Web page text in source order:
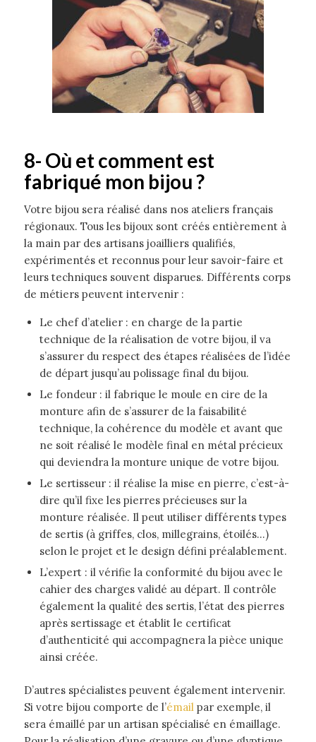
8- Où et comment est
fabriqué mon bijou ?
Votre bijou sera réalisé dans nos ateliers français
régionaux. Tous les bijoux sont créés entièrement à
la main par des artisans joailliers qualifiés,
expérimentés et reconnus pour leur savoir-faire et
leurs techniques souvent disparues. Différents corps
de métiers peuvent intervenir :
Le chef d’atelier : en charge de la partie
technique de la réalisation de votre bijou, il va
s’assurer du respect des étapes réalisées de l’idée
de départ jusqu’au polissage final du bijou.
Le fondeur : il fabrique le moule en cire de la
monture afin de s’assurer de la faisabilité
technique, la cohérence du modèle et avant que
ne soit réalisé le modèle final en métal précieux
qui deviendra la monture unique de votre bijou.
Le sertisseur : il réalise la mise en pierre, c’est-à-
dire qu’il fixe les pierres précieuses sur la
monture réalisée. Il peut utiliser différents types
de sertis (à griffes, clos, millegrains, étoilés…)
selon le projet et le design défini préalablement.
L’expert : il vérifie la conformité du bijou avec le
cahier des charges validé au départ. Il contrôle
également la qualité des sertis, l’état des pierres
après sertissage et établit le certificat
d’authenticité qui accompagnera la pièce unique
ainsi créée.
D’autres spécialistes peuvent également intervenir.
Si votre bijou comporte de l’émail par exemple, il
sera émaillé par un artisan spécialisé en émaillage.